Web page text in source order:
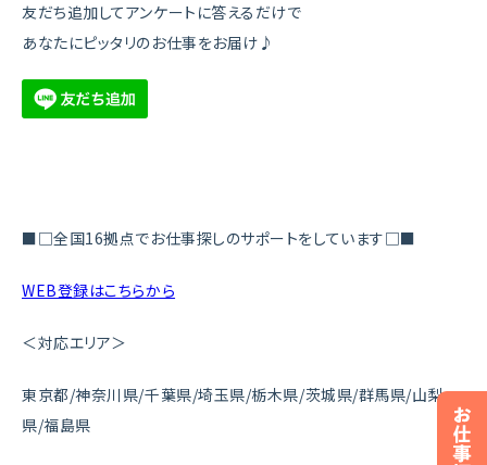
友だち追加してアンケートに答えるだけで
あなたにピッタリのお仕事をお届け♪
■□全国16拠点でお仕事探しのサポートをしています□■
WEB登録はこちらから
＜対応エリア＞
東京都/神奈川県/千葉県/埼玉県/栃木県/茨城県/群馬県/山梨
県/福島県